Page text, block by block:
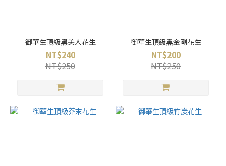
御華生頂級黑美人花生
NT$240
NT$250
御華生頂級黑金剛花生
NT$200
NT$250